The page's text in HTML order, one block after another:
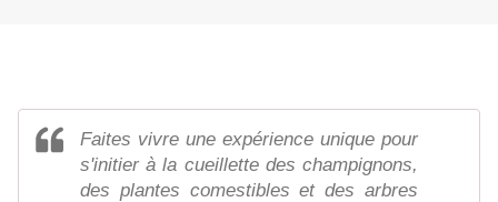
Faites vivre une expérience unique pour
s'initier à la cueillette des champignons,
des plantes comestibles et des arbres